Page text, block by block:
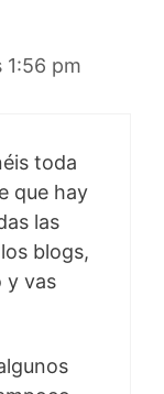
1:56 pm
toda
que hay
las
blogs,
y vas